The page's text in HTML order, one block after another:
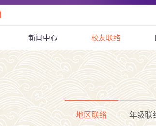
新闻中心 校友联络
地区联络 年级联